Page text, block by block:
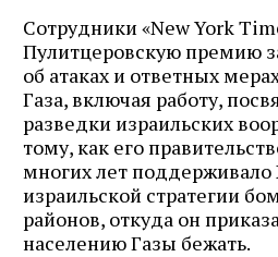
Сотрудники «New York
Пулитцеровскую премию
об атаках и ответных
Газа, включая работу,
разведки израильских
тому, как его
многих лет
израильской стратегии
районов, откуда он
населению Газы бежать.